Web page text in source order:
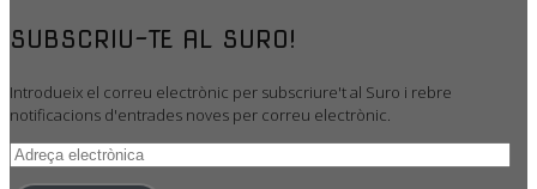
SUBSCRIU-TE AL SURO!
Introdueix el correu electrònic per subscriure't al Suro i rebre
notificacions d'entrades noves per correu electrònic.
Adreça